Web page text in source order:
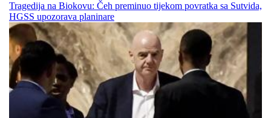
Tragedija na Biokovu: Čeh preminuo tijekom povratka sa Sutvida,
HGSS upozorava planinare